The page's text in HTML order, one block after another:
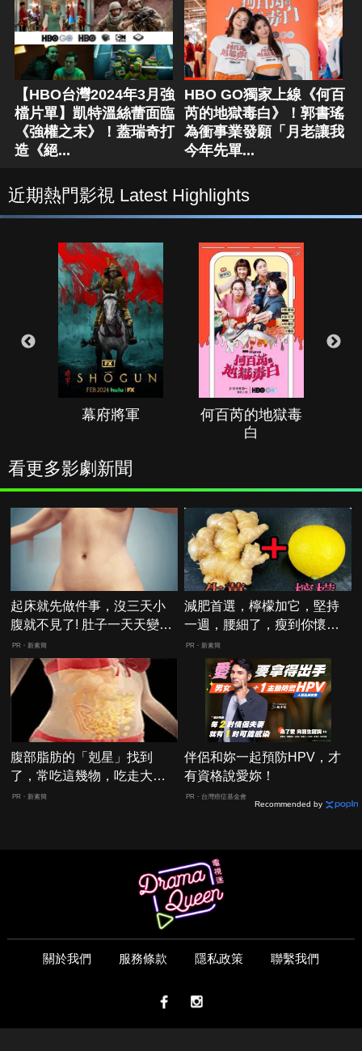
【HBO台灣2024年3月強
檔片單】凱特溫絲蕾面臨
《強權之末》！蓋瑞奇打
造《絕...
HBO GO獨家上線《何百
芮的地獄毒白》！郭書瑤
為衝事業發願「月老讓我
今年先單...
近期熱門影視 Latest Highlights
幕府將軍
何百芮的地獄毒
白
看更多影劇新聞
起床就先做件事，沒三天小
腹就不見了! 肚子一天天變
小！
PR・新素簡
減肥首選，檸檬加它，堅持
一週，腰細了，瘦到你懷疑
人生
PR・新素簡
腹部脂肪的「剋星」找到
了，常吃這幾物，吃走大肚
囊，瘦出小蠻腰
PR・新素簡
伴侶和妳一起預防HPV，才
有資格說愛妳！
PR・台灣癌症基金會
Recommended by
關於我們 服務條款 隱私政策 聯繫我們